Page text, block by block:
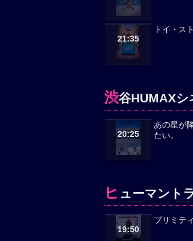
21:35
トイ・ス
渋谷HUMAXシ
20:25
あの星が
たい。
ヒ ューマント
19:50
プリミテ